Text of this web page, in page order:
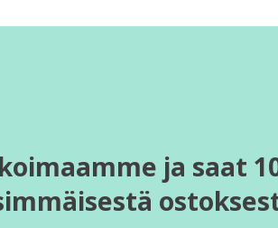
ja saat